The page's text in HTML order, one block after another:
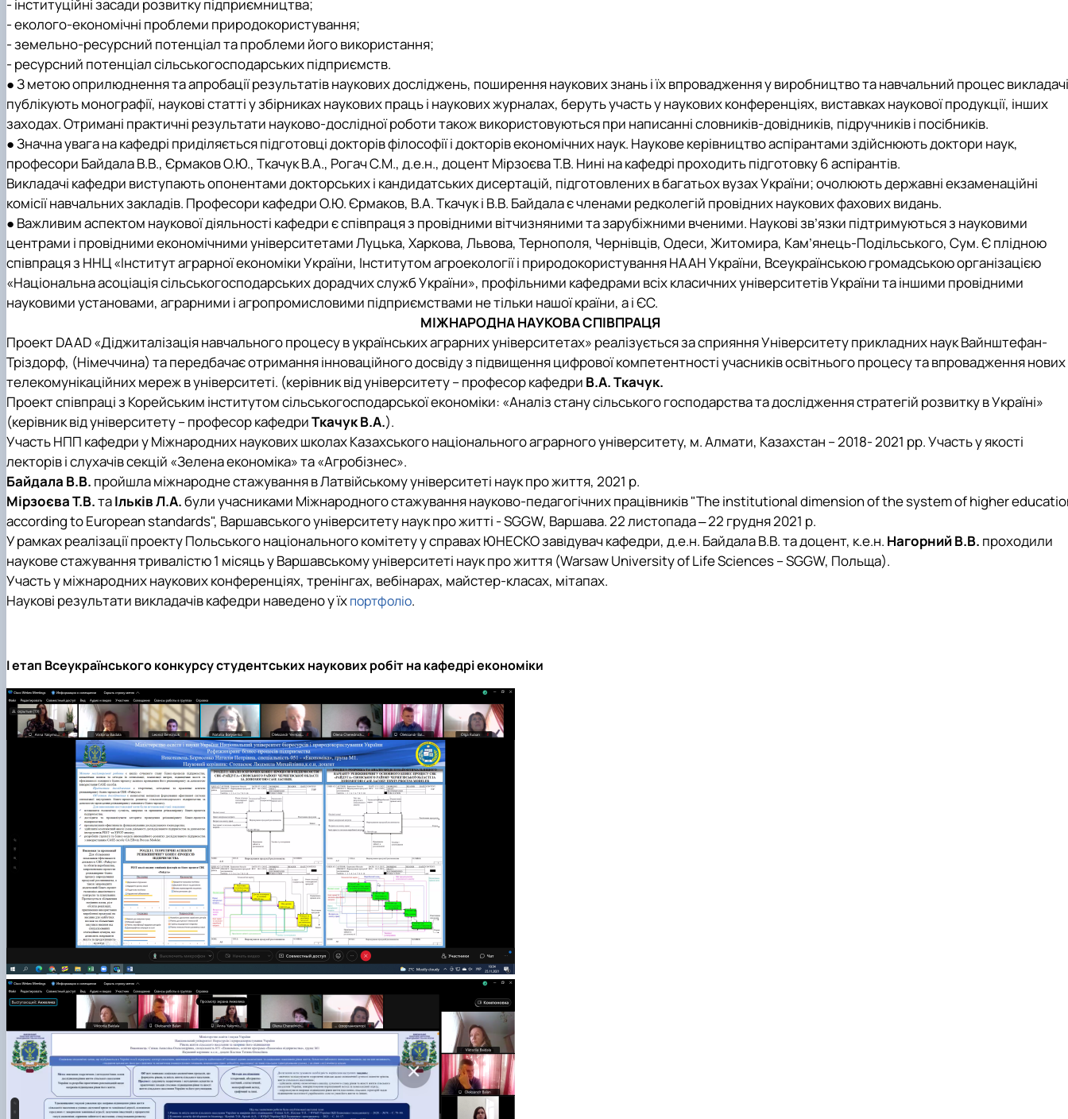
- інституційні засади розвитку підприємництва;
- еколого-економічні проблеми природокористування;
- земельно-ресурсний потенціал та проблеми його використання;
- ресурсний потенціал сільськогосподарських підприємств.
● З метою оприлюднення та апробації результатів наукових досліджень, поширення наукових знань і їх впровадження у виробництво та навчальний процес викладачі
публікують монографії, наукові статті у збірниках наукових праць і наукових журналах, беруть участь у наукових конференціях, виставках наукової продукції, інших
заходах. Отримані практичні результати науково-дослідної роботи також використовуються при написанні словників-довідників, підручників і посібників.
● Значна увага на кафедрі приділяється підготовці докторів філософії і докторів економічних наук. Наукове керівництво аспірантами здійснюють доктори наук,
професори Байдала В.В., Єрмаков О.Ю., Ткачук В.А., Рогач С.М., д.е.н., доцент Мірзоєва Т.В. Нині на кафедрі проходить підготовку 6 аспірантів.
Викладачі кафедри виступають опонентами докторських і кандидатських дисертацій, підготовлених в багатьох вузах України; очолюють державні екзаменаційні
комісії навчальних закладів. Професори кафедри О.Ю. Єрмаков, В.А. Ткачук і В.В. Байдала є членами редколегій провідних наукових фахових видань.
● Важливим аспектом наукової діяльності кафедри є співпраця з провідними вітчизняними та зарубіжними вченими. Наукові зв’язки підтримуються з науковими
центрами і провідними економічними університетами Луцька, Харкова, Львова, Тернополя, Чернівців, Одеси, Житомира, Кам’янець-Подільського, Сум. Є плідною
співпраця з ННЦ «Інститут аграрної економіки України, Інститутом агроекології і природокористування НААН України, Всеукраїнською громадською організацією
«Національна асоціація сільськогосподарських дорадчих служб України», профільними кафедрами всіх класичних університетів України та іншими провідними
науковими установами, аграрними і агропромисловими підприємствами не тільки нашої країни, а і ЄС.
МІЖНАРОДНА НАУКОВА СПІВПРАЦЯ
Проект DAAD «Діджиталізація навчального процесу в українських аграрних університетах» реалізується за сприяння Університету прикладних наук Вайнштефан-
Тріздорф, (Німеччина) та передбачає отримання інноваційного досвіду з підвищення цифрової компетентності учасників освітнього процесу та впровадження нових
телекомунікаційних мереж в університеті. (керівник від університету – професор кафедри В.А. Ткачук.
Проект співпраці з Корейським інститутом сільськогосподарської економіки: «Аналіз стану сільського господарства та дослідження стратегій розвитку в Україні»
(керівник від університету – професор кафедриТкачук В.А.).
Участь НПП кафедри у Міжнародних наукових школах Казахського національного аграрного університету, м. Алмати, Казахстан – 2018- 2021 рр. Участь у якості
лекторів і слухачів секцій «Зелена економіка» та «Агробізнес».
Байдала В.В. пройшла міжнародне стажування в Латвійському університеті наук про життя, 2021 р.
Мірзоєва Т.В.таІльків Л.А.були учасниками Міжнародного стажування науково-педагогічних працівників "The institutional dimension of the system of higher
according to European standards", Варшавського університету наук про житті - SGGW, Варшава. 22 листопада ‒ 22 грудня 2021 р.
У рамках реалізації проекту Польського національного комітету у справах ЮНЕСКО завідувач кафедри, д.е.н. Байдала В.В. та доцент, к.е.н. Нагорний В.В. проходили
наукове стажування тривалістю 1 місяць у Варшавському університеті наук про життя (Warsaw University of Life Sciences – SGGW, Польща).
Участь у міжнародних наукових конференціях, тренінгах, вебінарах, майстер-класах, мітапах.
Наукові результати викладачів кафедри наведено у їхпортфоліо.
І етап Всеукраїнського конкурсу студентських наукових робіт на кафедрі економіки